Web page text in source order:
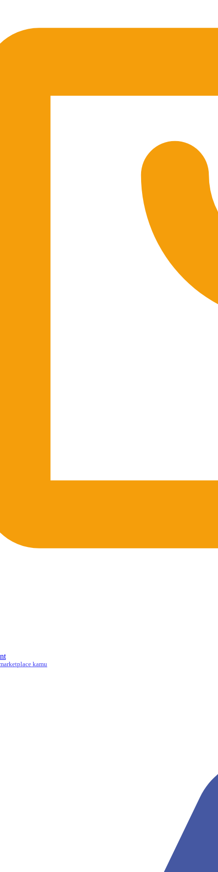
kamu